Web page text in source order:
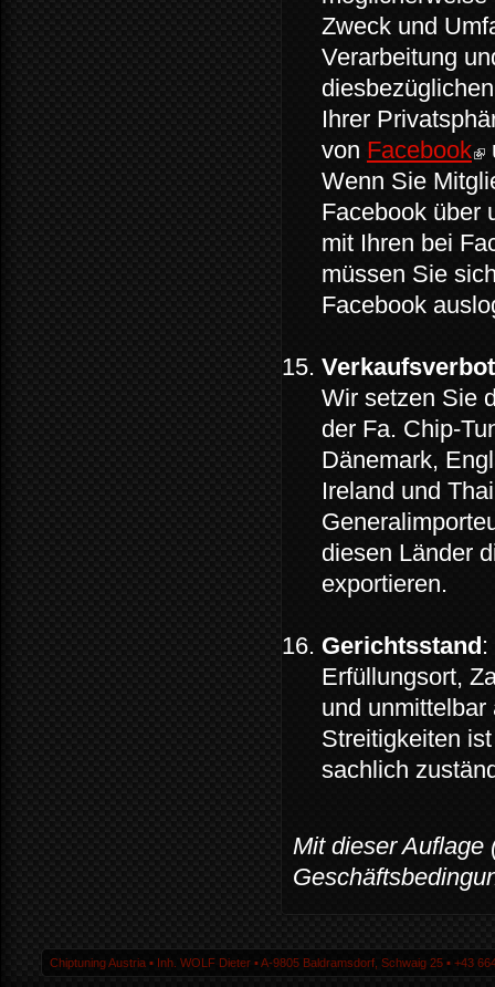
Zweck und
Verarbeitung
Ihrer
von Facebook
Wenn Sie
Facebook über
mit Ihren bei
müssen Sie
Facebook
Wir setzen Sie
der Fa. Chip-
Dänemark,
Ireland und
diesen Länder
exportieren.
Gerichtsstand:
Erfüllungsort,
und
Streitigkeiten
sachlich
Mit dieser Auflage
Chiptuning Austria ▪ Inh. WOLF Dieter ▪ A-9805 Baldramsdorf, Schwaig 25 ▪ +43